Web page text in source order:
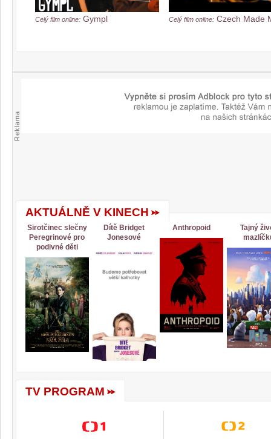
Celý film online: Gympl Celý film online: Czech Made
Reklama
AKTUÁLNĚ V KINECH
Sirotčinec slečny
Peregrinové pro
podivné děti
Dítě Bridget
Jonesové
Anthropoid
Tajný
TV PROGRAM